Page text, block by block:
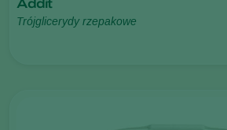
Addit
Trójglicerydy rzepakowe